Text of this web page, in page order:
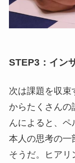
STEP3：イン
次は課題を収束
からたくさんの
んによると、
本人の思考の一
そうだ。ヒアリ